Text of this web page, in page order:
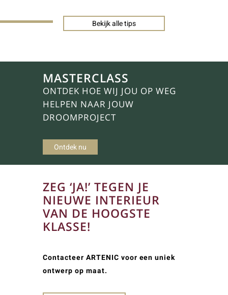
Bekijk alle tips
MASTERCLASS
ONTDEK HOE WIJ JOU OP WEG
HELPEN NAAR JOUW
DROOMPROJECT
Ontdek nu
ZEG ‘JA!’ TEGEN JE
NIEUWE INTERIEUR
VAN DE HOOGSTE
KLASSE!
Contacteer ARTENIC voor een uniek
ontwerp op maat.